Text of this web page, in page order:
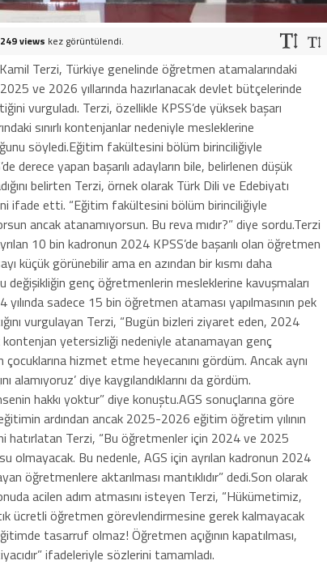
249 views kez görüntülendi.
Terzi, Türkiye genelinde öğretmen atamalarındaki
ve 2026 yıllarında hazırlanacak devlet bütçelerinde
vurguladı. Terzi, özellikle KPSS’de yüksek başarı
sınırlı kontenjanlar nedeniyle mesleklerine
söyledi.Eğitim fakültesini bölüm birinciliğiyle
derece yapan başarılı adayların bile, belirlenen düşük
belirten Terzi, örnek olarak Türk Dili ve Edebiyatı
ifade etti. “Eğitim fakültesini bölüm birinciliğiyle
ancak atanamıyorsun. Bu reva mıdır?” diye sordu.Terzi
10 bin kadronun 2024 KPSS’de başarılı olan öğretmen
küçük görünebilir ama en azından bir kısmı daha
değişikliğin genç öğretmenlerin mesleklerine kavuşmaları
sadece 15 bin öğretmen ataması yapılmasının pek
vurgulayan Terzi, “Bugün bizleri ziyaret eden, 2024
kontenjan yetersizliği nedeniyle atanamayan genç
hizmet etme heyecanını gördüm. Ancak aynı
alamıyoruz’ diye kaygılandıklarını da gördüm.
hakkı yoktur” diye konuştu.AGS sonuçlarına göre
ardından ancak 2025-2026 eğitim öğretim yılının
hatırlatan Terzi, “Bu öğretmenler için 2024 ve 2025
olmayacak. Bu nedenle, AGS için ayrılan kadronun 2024
öğretmenlere aktarılması mantıklıdır” dedi.Son olarak
acilen adım atmasını isteyen Terzi, “Hükümetimiz,
ücretli öğretmen görevlendirmesine gerek kalmayacak
tasarruf olmaz! Öğretmen açığının kapatılması,
ifadeleriyle sözlerini tamamladı.